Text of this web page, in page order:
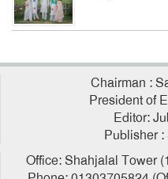
Chairman :
President of
Editor:
Publisher
Office: Shahjalal Tower